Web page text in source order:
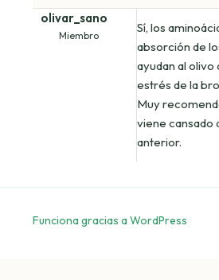
olivar_sano
Miembro
Sí, los
absorción de
ayudan al olivo
estrés de la
Muy
viene cansado
anterior.
Funciona gracias a WordPress